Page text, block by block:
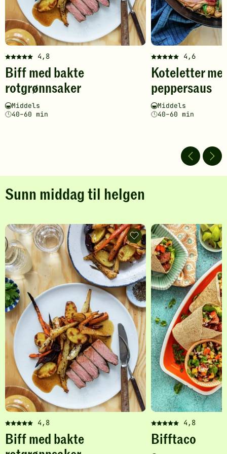
4,8
Denne
oppskriften
fått
5
av
gi
din
vurdering.
Biff med bakte
rotgrønnsaker
Vanskelighetsgrad
Middels
Tilberedningstid
40–60 min
4,6
Denne
oppskriften
fått
5
av
gi
Koteletter
peppersaus
Vanskelighetsgrad
Middels
Tilberedningstid
40–60 min
Sunn middag til helgen
4,8
Denne
oppskriften
Biff med bakte
Biff
med
bakte
rotgrønnsaker
-
legg
til
favoritter
4,8
Denne
oppskriften
Bifftaco